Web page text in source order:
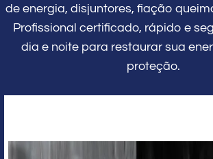
de energia, disjuntores, fiação
Profissional certificado, rápido e
dia e noite para restaurar sua
proteção.